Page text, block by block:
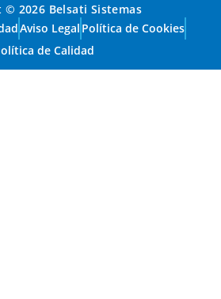
© 2026 Belsati Sistemas
Aviso Legal Política de Cookies
de Calidad